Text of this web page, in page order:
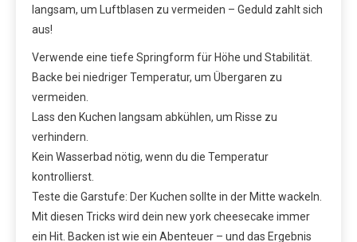
langsam, um Luftblasen zu vermeiden – Geduld zahlt sich
aus!
Verwende eine tiefe Springform für Höhe und Stabilität.
Backe bei niedriger Temperatur, um Übergaren zu
vermeiden.
Lass den Kuchen langsam abkühlen, um Risse zu
verhindern.
Kein Wasserbad nötig, wenn du die Temperatur
kontrollierst.
Teste die Garstufe: Der Kuchen sollte in der Mitte wackeln.
Mit diesen Tricks wird dein new york cheesecake immer
ein Hit. Backen ist wie ein Abenteuer – und das Ergebnis